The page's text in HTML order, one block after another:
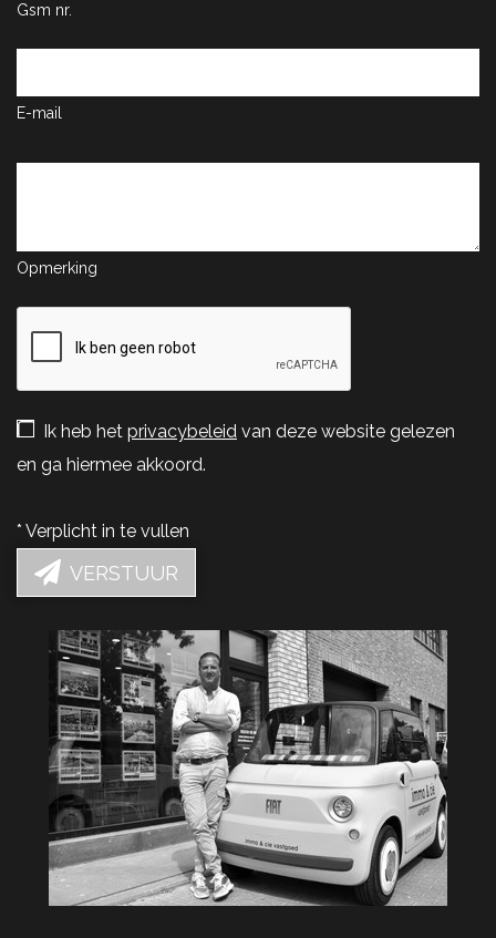
Gsm nr.
E-mail
Opmerking
Ik heb het privacybeleid van deze website gelezen
en ga hiermee akkoord.
* Verplicht in te vullen
VERSTUUR